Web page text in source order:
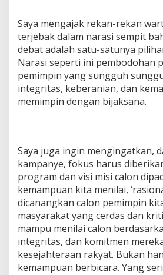
Saya mengajak rekan-rekan
terjebak dalam narasi sempit
debat adalah satu-satunya
Narasi seperti ini pembodohan
pemimpin yang sungguh
integritas, keberanian, dan
memimpin dengan bijaksana.
Saya juga ingin mengingatkan,
kampanye, fokus harus
program dan visi misi calon
kemampuan kita menilai,
dicanangkan calon pemimpin
masyarakat yang cerdas dan
mampu menilai calon
integritas, dan komitmen
kesejahteraan rakyat. Bukan
kemampuan berbicara. Yang